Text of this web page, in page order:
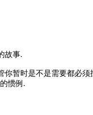
故事.
你暂时是不是需要都必须
惯例.